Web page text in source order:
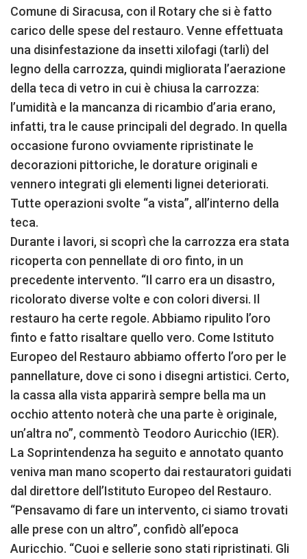
Comune di Siracusa, con il Rotary che si è fatto
carico delle spese del restauro. Venne effettuata
una disinfestazione da insetti xilofagi (tarli) del
legno della carrozza, quindi migliorata l’aerazione
della teca di vetro in cui è chiusa la carrozza:
l’umidità e la mancanza di ricambio d’aria erano,
infatti, tra le cause principali del degrado. In quella
occasione furono ovviamente ripristinate le
decorazioni pittoriche, le dorature originali e
vennero integrati gli elementi lignei deteriorati.
Tutte operazioni svolte “a vista”, all’interno della
teca.
Durante i lavori, si scoprì che la carrozza era stata
ricoperta con pennellate di oro finto, in un
precedente intervento. “Il carro era un disastro,
ricolorato diverse volte e con colori diversi. Il
restauro ha certe regole. Abbiamo ripulito l’oro
finto e fatto risaltare quello vero. Come Istituto
Europeo del Restauro abbiamo offerto l’oro per le
pannellature, dove ci sono i disegni artistici. Certo,
la cassa alla vista apparirà sempre bella ma un
occhio attento noterà che una parte è originale,
un’altra no”, commentò Teodoro Auricchio (IER).
La Soprintendenza ha seguito e annotato quanto
veniva man mano scoperto dai restauratori guidati
dal direttore dell’Istituto Europeo del Restauro.
“Pensavamo di fare un intervento, ci siamo trovati
alle prese con un altro”, confidò all’epoca
Auricchio. “Cuoi e sellerie sono stati ripristinati. Gli